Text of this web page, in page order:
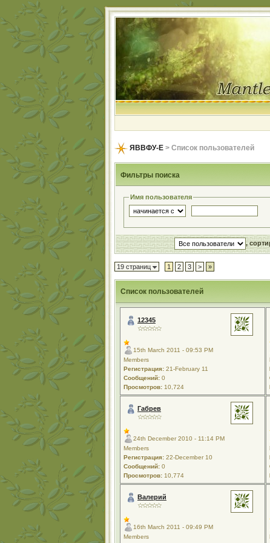
ЯВВФУ-Е > Список пользователей
Фильтры поиска
Имя пользователя
,
19 страниц 1 2 3 > »
Список пользователей
12345
15th March 2011 - 09:53 PM
Members
Регистрация: 21-February 11
Сообщений: 0
Просмотров: 10,724
Габрев
24th December 2010 - 11:14 PM
Members
Регистрация: 22-December 10
Сообщений: 0
Просмотров: 10,774
Валерий
16th March 2011 - 09:49 PM
Members